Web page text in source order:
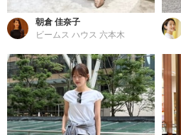
朝倉 佳奈子
ビームス ハウス 六本木